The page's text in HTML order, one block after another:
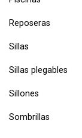
Reposeras
Sillas
Sillas plegables
Sillones
Sombrillas